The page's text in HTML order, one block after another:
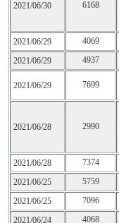
2021/06/30 6168
2021/06/29 4069
2021/06/29
4937
2021/06/29 7699
2021/06/28 2990
2021/06/28 7374
2021/06/25
5759
2021/06/25
7096
2021/06/24
4068